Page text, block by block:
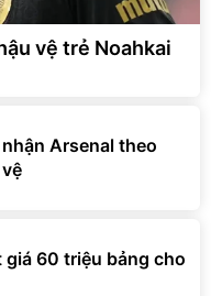
vệ trẻ Noahkai
Arsenal theo
giá 60 triệu bảng cho